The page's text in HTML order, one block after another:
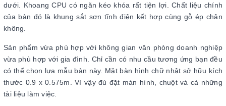
dưới. Khoang CPU có ngăn kéo khóa rất tiện lợi. Chất liệu chính
của bàn đó là khung sắt sơn tĩnh điện kết hợp cùng gỗ ép chân
không.
Sản phẩm vừa phù hợp với không gian văn phòng doanh nghiệp
vừa phù hợp với gia đình. Chỉ cần có nhu cầu tương ứng bạn đều
có thể chọn lựa mẫu bàn này. Mặt bàn hình chữ nhật sở hữu kích
thước 0.9 x 0.575m. Vì vậy đủ đặt màn hình, chuột và cả những
tài liệu làm việc.